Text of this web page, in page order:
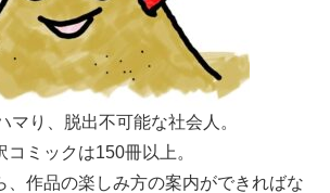
マり、脱出不可能な社会人。
コミックは150冊以上。
、作品の楽しみ方の案内ができればな